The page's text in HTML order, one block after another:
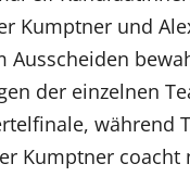
Kumptner und
der einzelnen
während
Kumptner